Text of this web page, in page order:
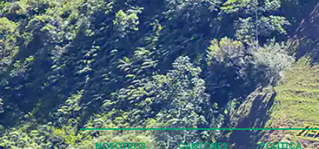
NOSOTROS CANTONES POLÍTICA